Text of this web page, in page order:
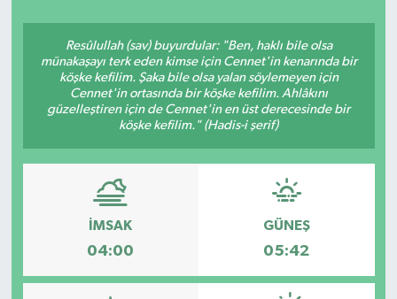
Resûlullah (sav) buyurdular: "Ben, haklı bile olsa
münakaşayı terk eden kimse için Cennet'in kenarında bir
köşke kefilim. Şaka bile olsa yalan söylemeyen için
Cennet'in ortasında bir köşke kefilim. Ahlâkını
güzelleştiren için de Cennet'in en üst derecesinde bir
köşke kefilim." (Hadis-i şerif)
İMSAK
04:00
GÜNEŞ
05:42